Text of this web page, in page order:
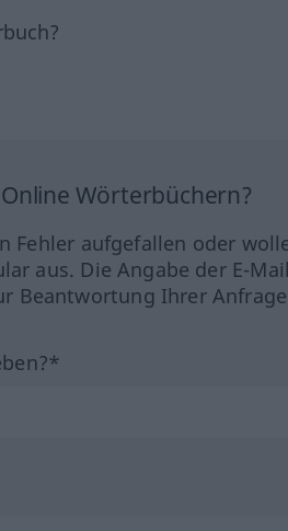
Wörterbüchern?
Fehler aufgefallen oder
aus. Die Angabe der E-
Beantwortung Ihrer